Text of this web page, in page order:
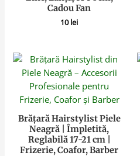
Cadou Fan
10lei
Brățară Hairstylist Piele
Neagră | Împletită,
Reglabilă 17-21 cm |
Frizerie, Coafor, Barber